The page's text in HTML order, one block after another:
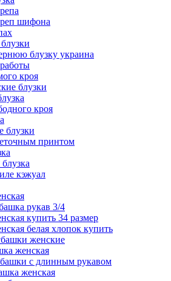
шифона
блузку украина
кроя
блузки
кроя
блузки
принтом
кэжуал
рукав 3/4
купить 34 размер
белая хлопок купить
женские
женская
с длинным рукавом
женская